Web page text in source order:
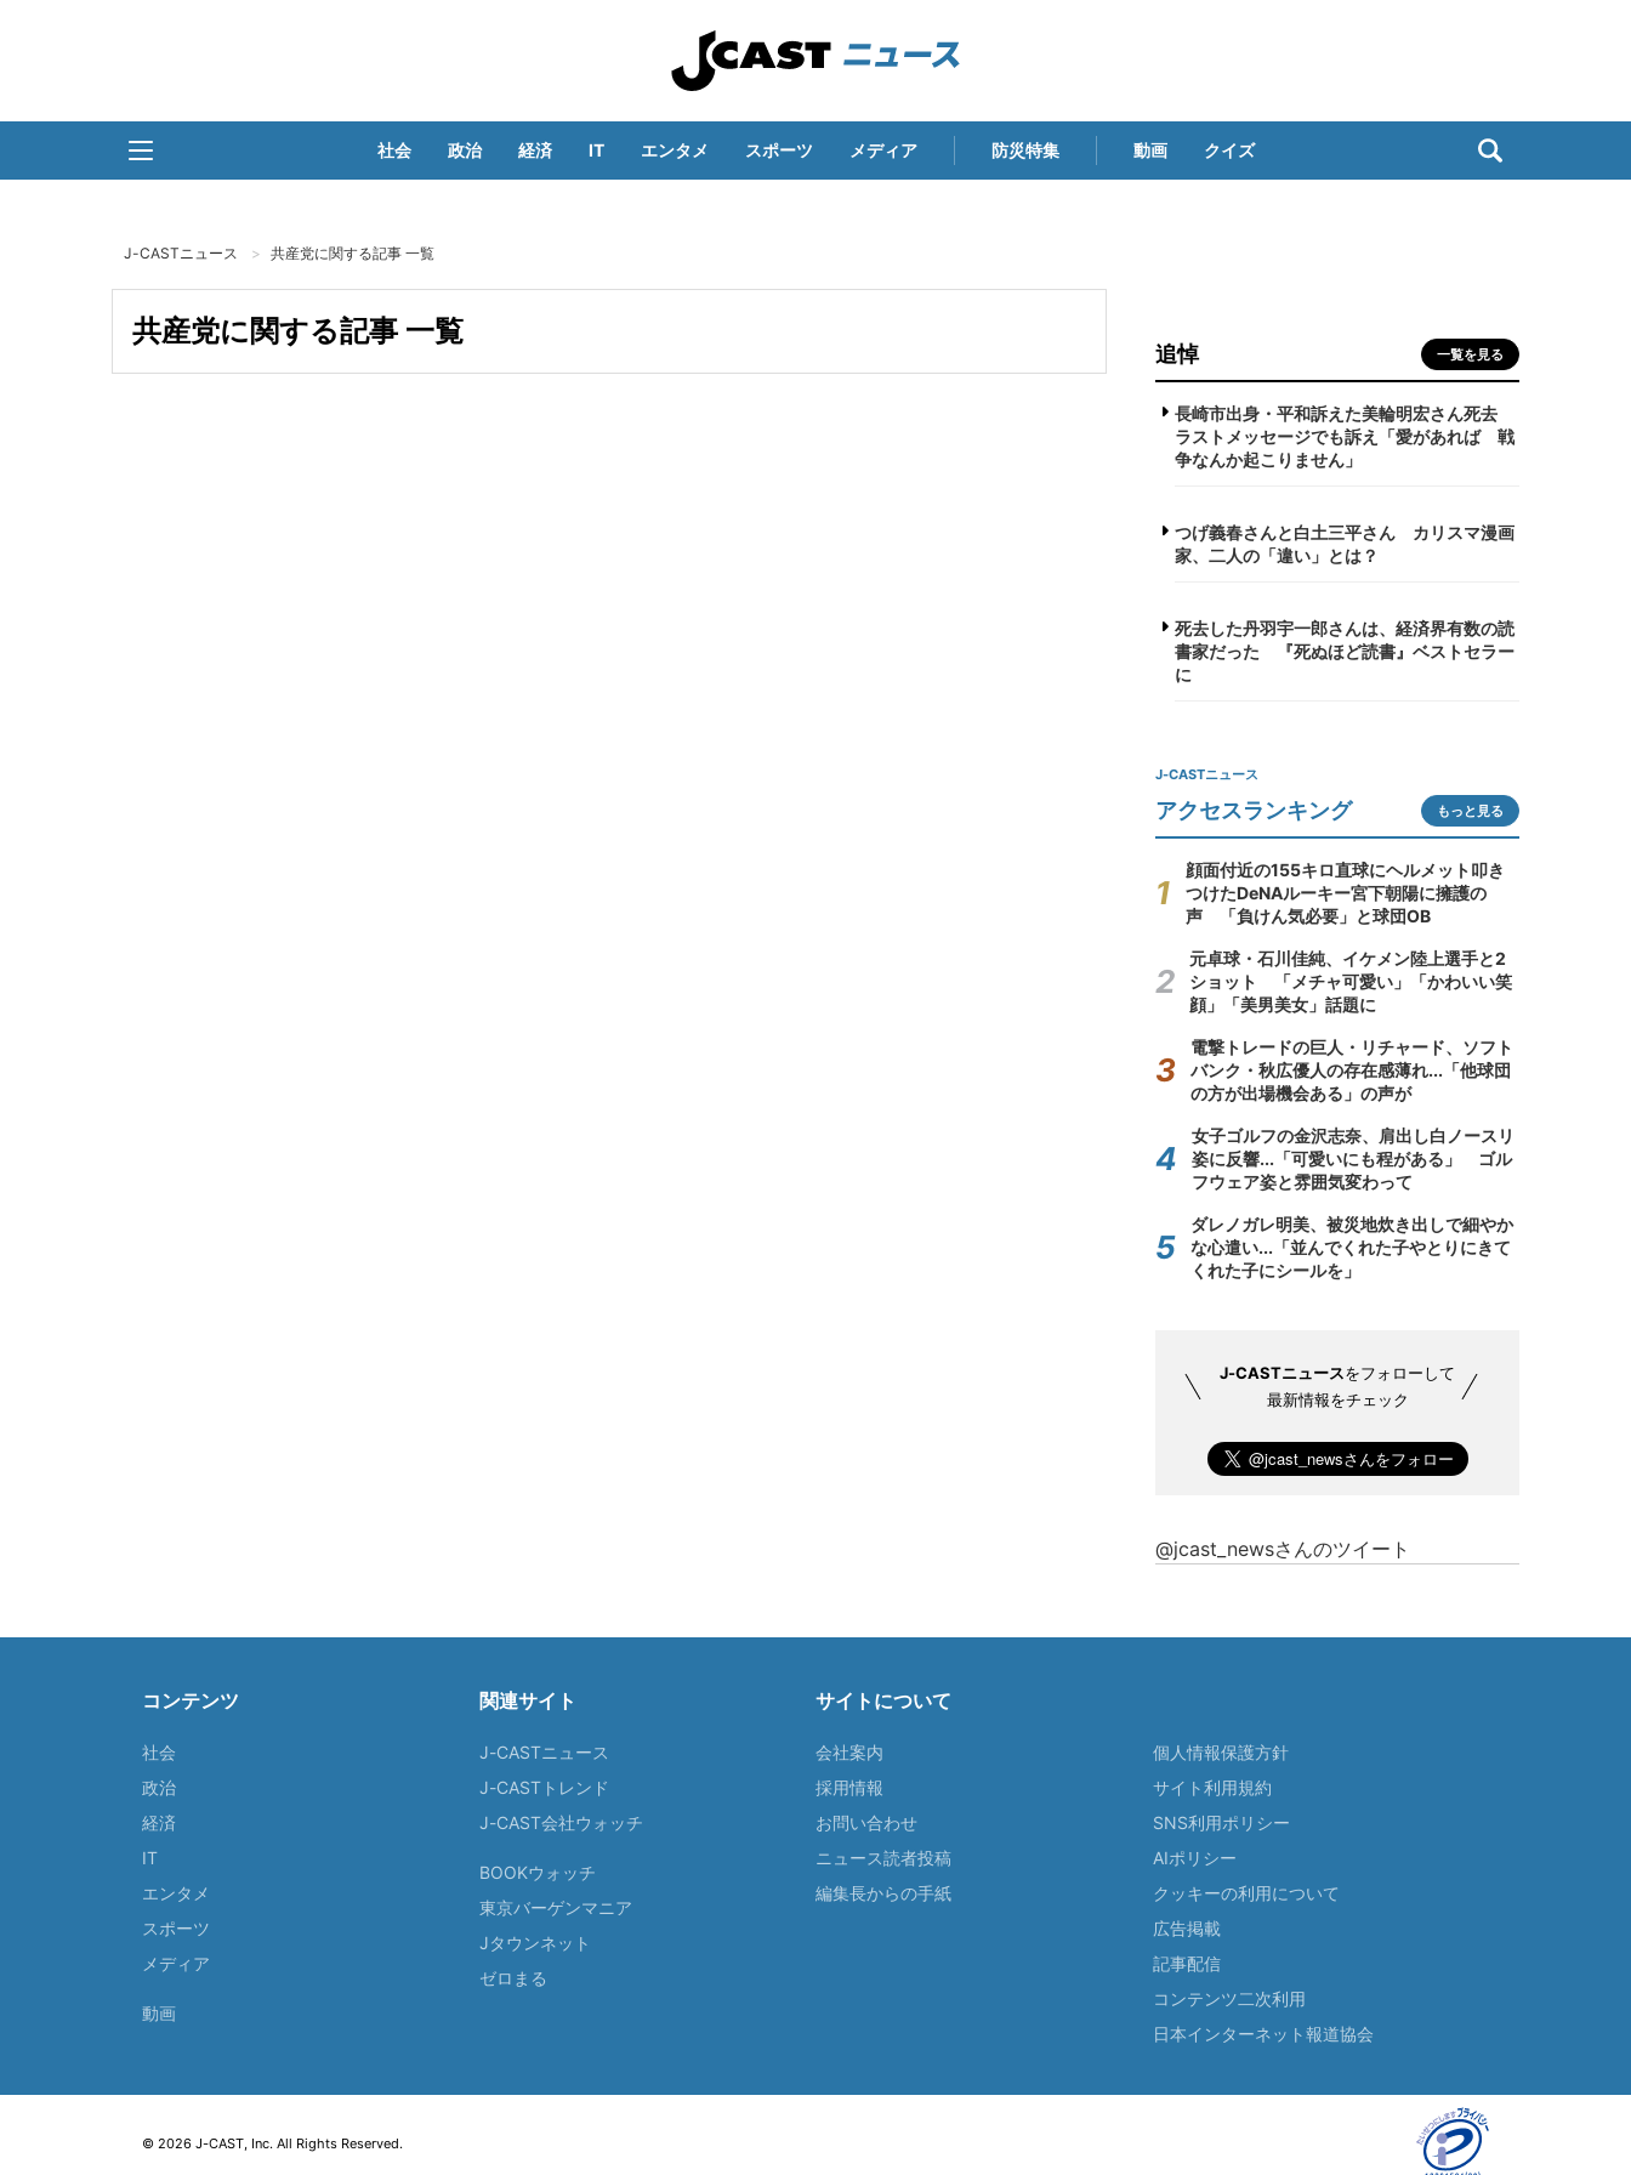
社会 政治 経済 IT エンタメ スポーツ メディア 防災特集 動画 クイズ
J-CASTニュース 共産党に関する記事 一覧
共産党に関する記事 一覧
追悼 一覧を見る
長崎市出身・平和訴えた美輪明宏さん死去
ラストメッセージでも訴え「愛があれば 戦
争なんか起こりません」
つげ義春さんと白土三平さん カリスマ漫画
家、二人の「違い」とは？
死去した丹羽宇一郎さんは、経済界有数の読
書家だった 『死ぬほど読書』ベストセラー
に
J-CASTニュース
アクセスランキング もっと見る
顔面付近の155キロ直球にヘルメット叩き
つけたDeNAルーキー宮下朝陽に擁護の
声 「負けん気必要」と球団OB
元卓球・石川佳純、イケメン陸上選手と2
ショット 「メチャ可愛い」「かわいい笑
顔」「美男美女」話題に
電撃トレードの巨人・リチャード、ソフト
バンク・秋広優人の存在感薄れ...「他球団
の方が出場機会ある」の声が
女子ゴルフの金沢志奈、肩出し白ノースリ
姿に反響...「可愛いにも程がある」 ゴル
フウェア姿と雰囲気変わって
ダレノガレ明美、被災地炊き出しで細やか
な心遣い...「並んでくれた子やとりにきて
くれた子にシールを」
J-CASTニュースをフォローして
最新情報をチェック
@jcast_newsさんのツイート
コンテンツ
社会
政治
経済
IT
エンタメ
スポーツ
メディア
動画
関連サイト
J-CASTニュース
J-CASTトレンド
J-CAST会社ウォッチ
BOOKウォッチ
東京バーゲンマニア
Jタウンネット
ゼロまる
サイトについて
会社案内
採用情報
お問い合わせ
ニュース読者投稿
編集長からの手紙
個人情報保護方針
サイト利用規約
SNS利用ポリシー
AIポリシー
クッキーの利用について
広告掲載
記事配信
コンテンツ二次利用
日本インターネット報道協会
© 2026 J-CAST, Inc. All Rights Reserved.